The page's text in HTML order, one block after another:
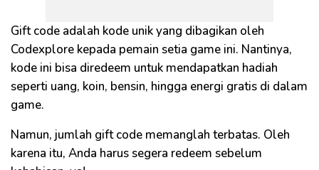
Gift code adalah kode unik yang dibagikan oleh
Codexplore kepada pemain setia game ini. Nantinya,
kode ini bisa diredeem untuk mendapatkan hadiah
seperti uang, koin, bensin, hingga energi gratis di dalam
game.
Namun, jumlah gift code memanglah terbatas. Oleh
karena itu, Anda harus segera redeem sebelum